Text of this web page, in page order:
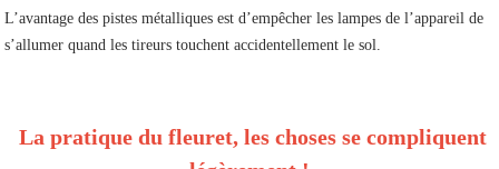
L’avantage des pistes métalliques est d’empêcher les lampes de l’appareil de
s’allumer quand les tireurs touchent accidentellement le sol.
La pratique du fleuret, les choses se compliquent